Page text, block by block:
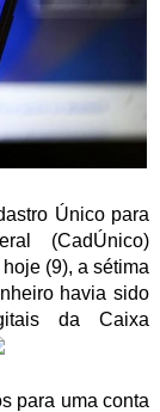
Único para
(CadÚnico)
(9), a sétima
havia sido
da Caixa
para uma conta